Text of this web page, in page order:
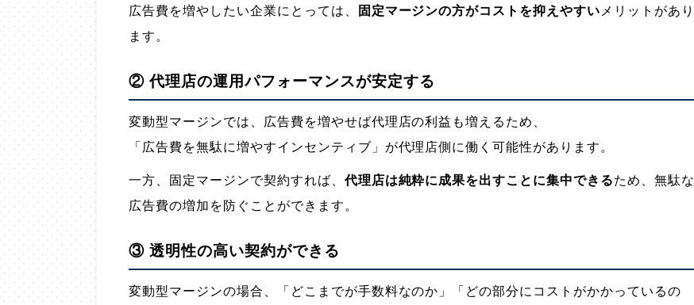
広告費を増やしたい企業にとっては、 固定マージンの方がコストを抑えやすいメリットがあり
ます。
② 代理店の運用パフォーマンスが安定する
変動型マージンでは、広告費を増やせば代理店の利益も増えるため、
「広告費を無駄に増やすインセンティブ」が代理店側に働く可能性があります。
一方、固定マージンで契約すれば、代理店は純粋に成果を出すことに集中できるため、無駄な
広告費の増加を防ぐことができます。
③ 透明性の高い契約ができる
変動型マージンの場合、「どこまでが手数料なのか」「どの部分にコストがかかっているの